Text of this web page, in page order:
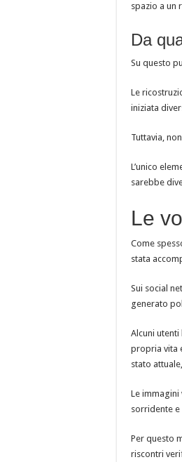
spazio a un
Da
Su questo
Le
iniziata
Tuttavia,
L’unico
sarebbe
Le
Come
stata
Sui social
generato
Alcuni
propria vita
stato
Le
sorridente
Per questo
riscontri